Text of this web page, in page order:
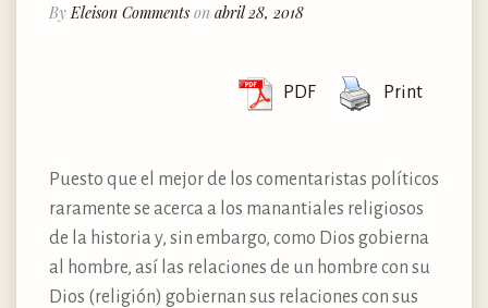
By Eleison Comments on abril 28, 2018
PDF Print
Puesto que el mejor de los comentaristas políticos
raramente se acerca a los manantiales religiosos
de la historia y, sin embargo, como Dios gobierna
al hombre, así las relaciones de un hombre con su
Dios (religión) gobiernan sus relaciones con sus